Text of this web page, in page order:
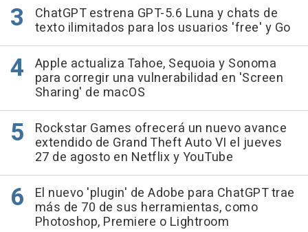
ChatGPT estrena GPT-5.6 Luna y chats de
texto ilimitados para los usuarios 'free' y Go
Apple actualiza Tahoe, Sequoia y Sonoma
para corregir una vulnerabilidad en 'Screen
Sharing' de macOS
Rockstar Games ofrecerá un nuevo avance
extendido de Grand Theft Auto VI el jueves
27 de agosto en Netflix y YouTube
El nuevo 'plugin' de Adobe para ChatGPT trae
más de 70 de sus herramientas, como
Photoshop, Premiere o Lightroom